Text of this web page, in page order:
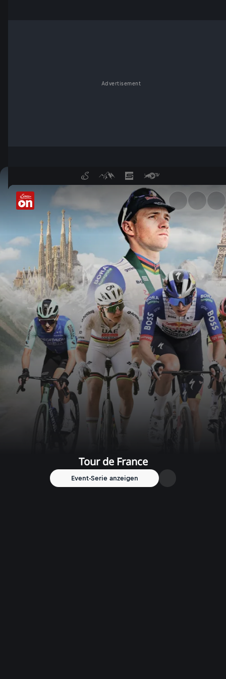
Advertisement
Tour de France - ServusTV On
Tour de France
Event-Serie anzeigen